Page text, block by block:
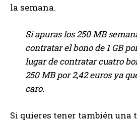
la semana.
Si apuras los 250 MB
contratar el bono de 1 GB
lugar de contratar cuatro
250 MB por 2,42 euros ya
caro.
Si quieres tener también una